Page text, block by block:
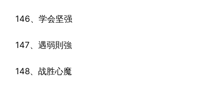
146、学会坚强
147、遇弱則強
148、战胜心魔